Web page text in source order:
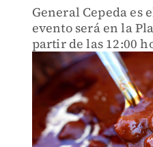
General Cepeda es
evento será en la
partir de las 12:00